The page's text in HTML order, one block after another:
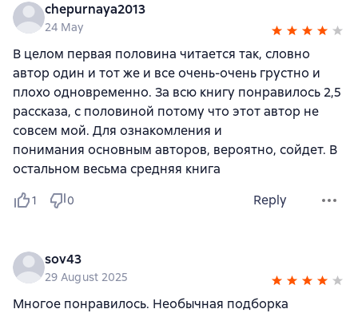
chepurnaya2013
24 May
В целом первая половина читается так, словно
автор один и тот же и все очень-очень грустно и
плохо одновременно. За всю книгу понравилось 2,5
рассказа, с половиной потому что этот автор не
совсем мой. Для ознакомления и
понимания основным авторов, вероятно, сойдет. В
остальном весьма средняя книга
1 0 Reply
sov43
29 August 2025
Многое понравилось. Необычная подборка